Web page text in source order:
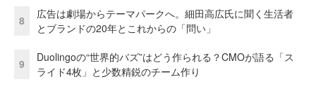
8
広告は劇場からテーマパークへ。細田高広氏に聞く生活者
とブランドの20年とこれからの「問い」
9
Duolingoの“世界的バズ”はどう作られる？CMOが語る「ス
ライド4枚」と少数精鋭のチーム作り